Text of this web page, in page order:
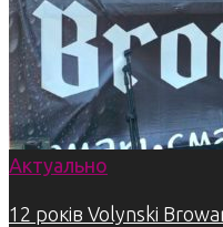
Актуально
12 років Volynski